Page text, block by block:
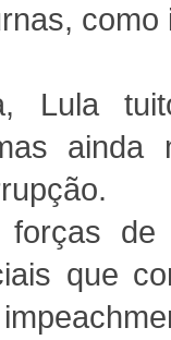
Lula
forças
que